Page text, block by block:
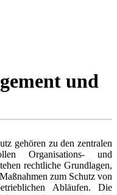
und
gehören zu den zentralen
Organisations- und
rechtliche Grundlagen,
zum Schutz von
Abläufen. Die